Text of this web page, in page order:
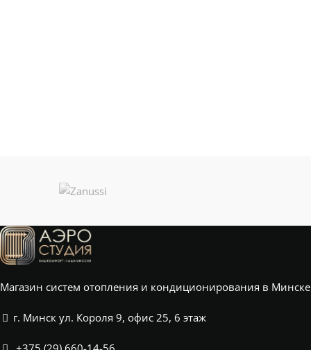
ПЛОЩАДЬ
Магазин систем отопления и кондиционирования в Минске
г. Минск ул. Короля 9, офис 25, 6 этаж